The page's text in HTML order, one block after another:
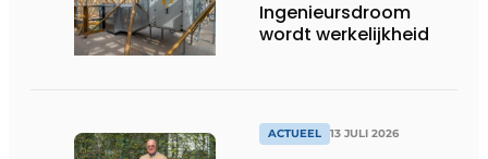
Ingenieursdroom
wordt werkelijkheid
ACTUEEL 13 JULI 2026